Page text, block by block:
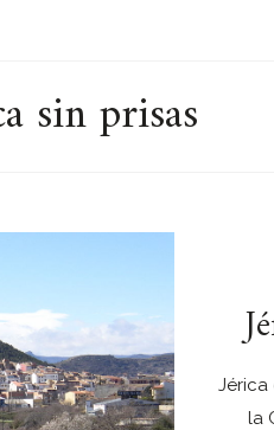
sin prisas
Jérica
la